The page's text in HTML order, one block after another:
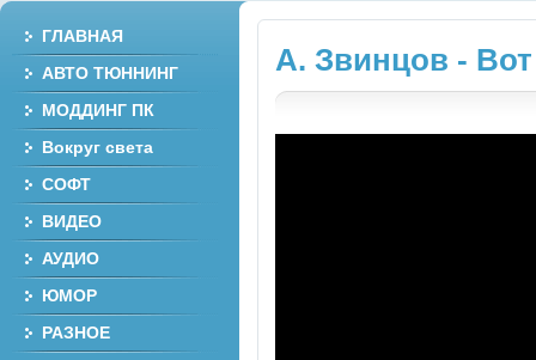
А. Звинцов -
ГЛАВНАЯ
АВТО ТЮННИНГ
МОДДИНГ ПК
Вокруг света
СОФТ
ВИДЕО
АУДИО
ЮМОР
РАЗНОЕ